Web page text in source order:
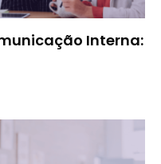
Interna: